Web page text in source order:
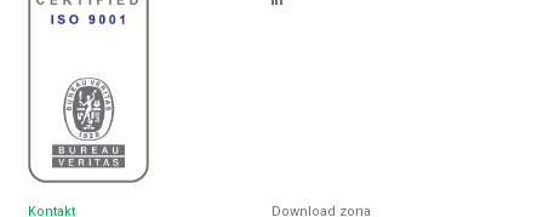
Kontakt Download zona